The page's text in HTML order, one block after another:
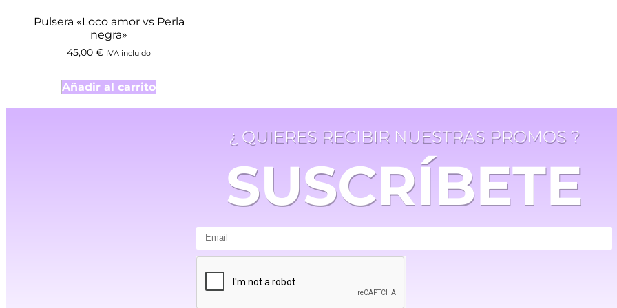
Pulsera «Loco amor vs Perla
negra»
45,00 € IVA incluido
Añadir al carrito
¿ QUIERES RECIBIR NUESTRAS PROMOS ?
SUSCRÍBETE